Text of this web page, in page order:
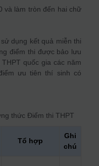
và làm tròn đến hai chữ
dụng kết quả miễn thi
điểm thi được bảo lưu
quốc gia các năm
ưu tiên thí sinh có
thức Điểm thi THPT
Tổ hợp
Ghi
chú